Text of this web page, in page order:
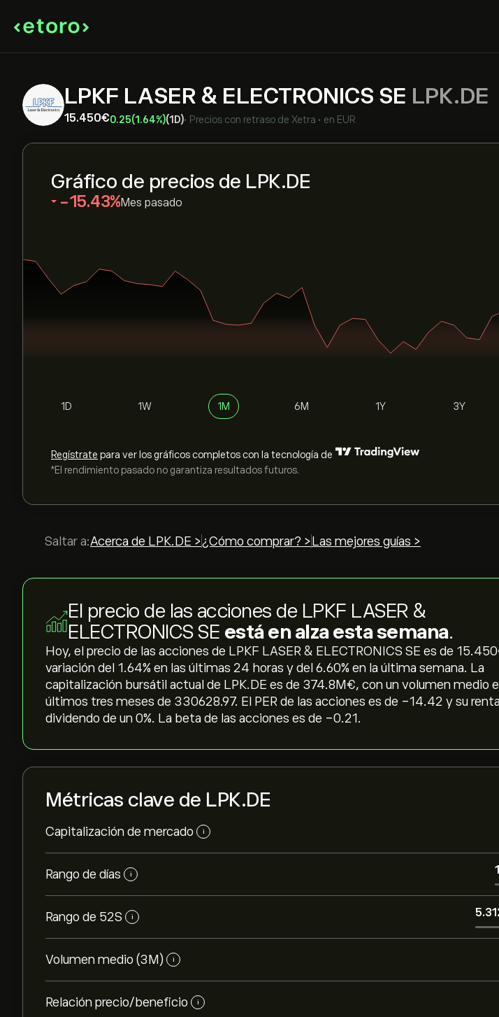
LPKF LASER & ELECTRONICS SE LPK.DE
15.450‎€‎0.25(1.64%)(1D)• Precios con retraso de Xetra • en EUR
Gráfico de precios de LPK.DE
‎-15.43‎ Mes pasado
1D 1W 1M 6M 1Y 3Y
Regístrate para ver los gráficos completos con la tecnología de
*El rendimiento pasado no garantiza resultados futuros.
Saltar a:Acerca de LPK.DE >¿Cómo comprar? > Las mejores guías >
El precio de las acciones de LPKF LASER &
ELECTRONICS SE está en alza esta semana.
Hoy, el precio de las acciones de LPKF LASER & ELECTRONICS SE es de
variación del ‎1.64‎% en las últimas 24 horas y del ‎6.60‎% en la última semana. La
capitalización bursátil actual de LPK.DE es de 374.8M‎€‎, con un volumen medio
últimos tres meses de 330628.97. El PER de las acciones es de -14.42 y su
dividendo de un 0%. La beta de las acciones es de -0.21.
Métricas clave de LPK.DE
Capitalización de mercado i
Rango de días i
Rango de 52S i
Volumen medio (3M) i
Relación precio/beneficio i